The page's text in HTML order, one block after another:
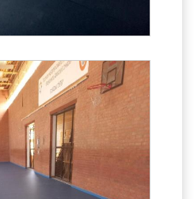
A SZAKKKÉPZÉSBEN